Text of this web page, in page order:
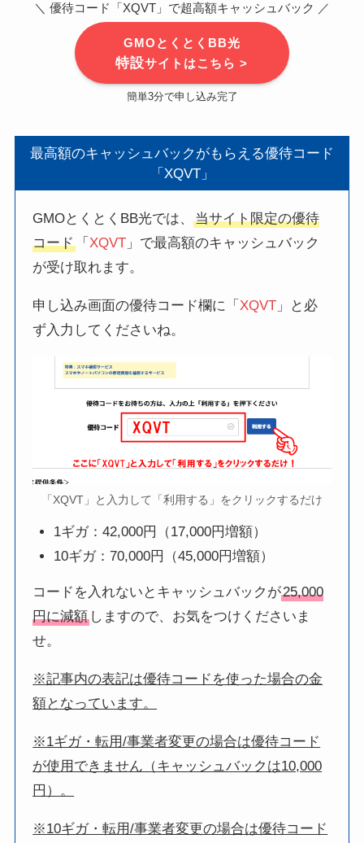
＼ 優待コード「XQVT」で超高額キャッシュバック ／
GMOとくとくBB光
特設サイトはこちら >
簡単3分で申し込み完了
最高額のキャッシュバックがもらえる優待コード
「XQVT」
GMOとくとくBB光では、当サイト限定の優待
コード
「XQVT 」で最高額のキャッシュバック
が受け取れます。
申し込み画面の優待コード欄に「XQVT 」と必
ず入力してくださいね。
「XQVT」と入力して「利用する」をクリックするだけ
1ギガ：42,000円（17,000円増額）
10ギガ：70,000円（45,000円増額）
コードを入れないとキャッシュバックが25,000
円に減額 しますので、お気をつけくださいま
せ。
※記事内の表記は優待コードを使った場合の金
額となっています。
※1ギガ・転用/事業者変更の場合は優待コード
が使用できません（キャッシュバックは10,000
円）。
※10ギガ・転用/事業者変更の場合は優待コード